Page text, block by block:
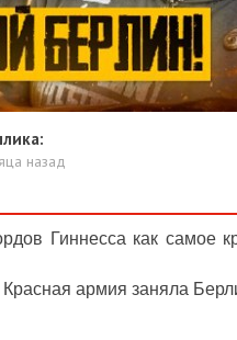
назад
Гиннесса как самое
армия заняла